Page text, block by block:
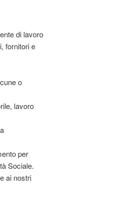
di lavoro
fornitori e
o
lavoro
per
Sociale.
ai nostri